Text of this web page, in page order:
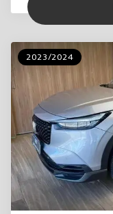
2023/2024